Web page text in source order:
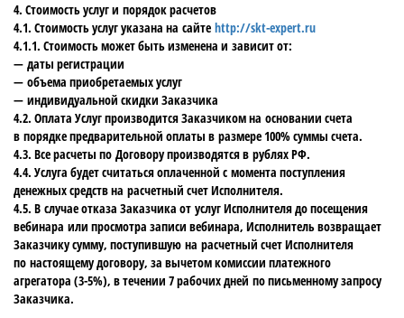
4. Стоимость услуг и порядок расчетов
4.1. Стоимость услуг указана на сайте http://skt-expert.ru
4.1.1. Стоимость может быть изменена и зависит от:
— даты регистрации
— объема приобретаемых услуг
— индивидуальной скидки Заказчика
4.2. Оплата Услуг производится Заказчиком на основании счета
в порядке предварительной оплаты в размере 100% суммы счета.
4.3. Все расчеты по Договору производятся в рублях РФ.
4.4. Услуга будет считаться оплаченной с момента поступления
денежных средств на расчетный счет Исполнителя.
4.5. В случае отказа Заказчика от услуг Исполнителя до посещения
вебинара или просмотра записи вебинара, Исполнитель возвращает
Заказчику сумму, поступившую на расчетный счет Исполнителя
по настоящему договору, за вычетом комиссии платежного
агрегатора (3-5%), в течении 7 рабочих дней по письменному запросу
Заказчика.